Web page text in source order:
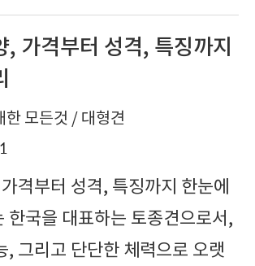
, 가격부터 성격, 특징까지
한 모든것 / 대형견
격부터 성격, 특징까지 한눈에
한국을 대표하는 토종견으로서,
, 그리고 단단한 체력으로 오랫